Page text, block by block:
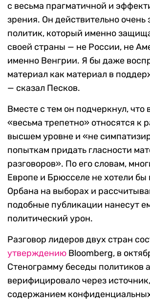
с весьма прагматичной и
зрения. Он действительно
политик, который именно
своей страны — не России, не
именно Венгрии. Я бы даже
материал как материал в
— сказал Песков.
Вместе с тем он подчеркнул, что
«весьма трепетно» относятся к
высшем уровне и «не
попыткам придать гласности
разговоров». По его словам,
Европе и Брюсселе не хотели бы
Орбана на выборах и
подобные публикации нанесут
политический урон.
Разговор лидеров двух стран
утверждению Bloomberg, в
Стенограмму беседы политиков
верифицировало через
содержанием